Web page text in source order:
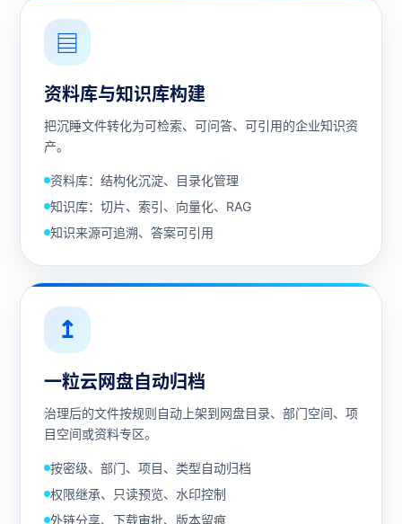
▤
资料库与知识库构建
把沉睡文件转化为可检索、可问答、可引用的企业知识资
产。
资料库：结构化沉淀、目录化管理
知识库：切片、索引、向量化、RAG
知识来源可追溯、答案可引用
↥
一粒云网盘自动归档
治理后的文件按规则自动上架到网盘目录、部门空间、项
目空间或资料专区。
按密级、部门、项目、类型自动归档
权限继承、只读预览、水印控制
外链分享、下载审批、版本留痕